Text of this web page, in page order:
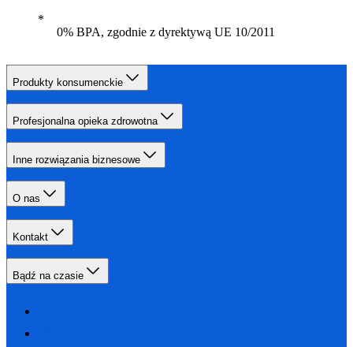
0% BPA, zgodnie z dyrektywą UE 10/2011
Produkty konsumenckie
Profesjonalna opieka zdrowotna
Inne rozwiązania biznesowe
O nas
Kontakt
Bądź na czasie